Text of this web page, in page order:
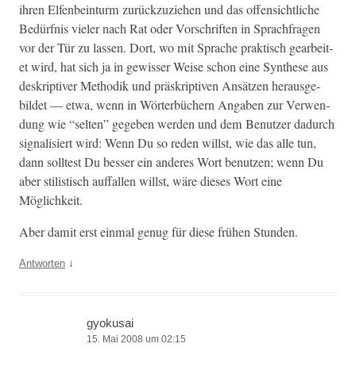
ihren Elfen­bein­turm zurück­zuziehen und das offen­sichtliche
Bedürf­nis viel­er nach Rat oder Vorschriften in Sprach­fra­gen
vor der Tür zu lassen. Dort, wo mit Sprache prak­tisch gear­beit­
et wird, hat sich ja in gewiss­er Weise schon eine Syn­these aus
deskrip­tiv­er Methodik und präskrip­tiv­en Ansätzen her­aus­ge­
bildet — etwa, wenn in Wörter­büch­ern Angaben zur Ver­wen­
dung wie “sel­ten” gegeben wer­den und dem Benutzer dadurch
sig­nal­isiert wird: Wenn Du so reden willst, wie das alle tun,
dann soll­test Du bess­er ein anderes Wort benutzen; wenn Du
aber stilis­tisch auf­fall­en willst, wäre dieses Wort eine
Möglichkeit.
Aber damit erst ein­mal genug für diese frühen Stunden.
Antworten ↓
gyokusai
15. Mai 2008 um 02:15